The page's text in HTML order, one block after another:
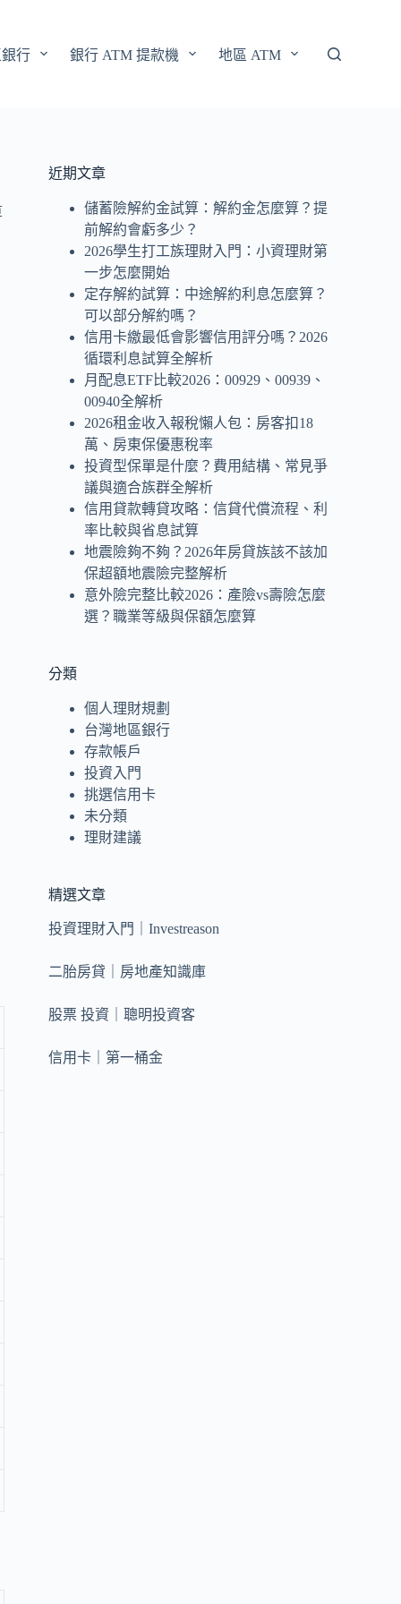
行 銀行 ATM 提款機 地區 ATM
近期文章
儲蓄險解約金試算：解約金怎麼算？提
前解約會虧多少？
2026學生打工族理財入門：小資理財第
一步怎麼開始
定存解約試算：中途解約利息怎麼算？
可以部分解約嗎？
信用卡繳最低會影響信用評分嗎？2026
循環利息試算全解析
月配息ETF比較2026：00929、00939、
00940全解析
2026租金收入報稅懶人包：房客扣18
萬、房東保優惠稅率
投資型保單是什麼？費用結構、常見爭
議與適合族群全解析
信用貸款轉貸攻略：信貸代償流程、利
率比較與省息試算
地震險夠不夠？2026年房貸族該不該加
保超額地震險完整解析
意外險完整比較2026：產險vs壽險怎麼
選？職業等級與保額怎麼算
分類
個人理財規劃
台灣地區銀行
存款帳戶
投資入門
挑選信用卡
未分類
理財建議
精選文章
投資理財入門｜Investreason
二胎房貸｜房地產知識庫
股票 投資｜聰明投資客
信用卡｜第一桶金